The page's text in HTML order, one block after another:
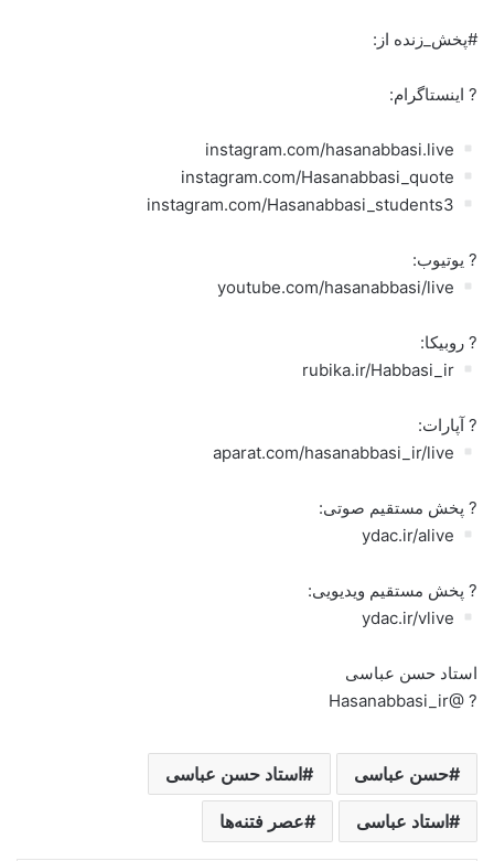
#پخش_زنده از:
? اینستاگرام:
? یوتیوب:
? روبیکا:
rubika.ir/Habbasi_ir
? آپارات:
? پخش مستقیم صوتی:
? پخش مستقیم ویدیویی:
استاد حسن عباسی
? @Hasanabbasi_ir
حسن عباسی استاد حسن عباسی
استاد عباسی عصر فتنه‌ها